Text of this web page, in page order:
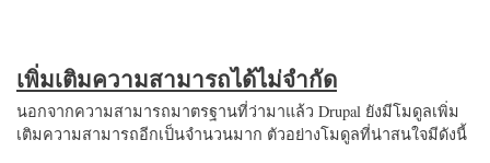
เพิ่มเติมความสามารถได้ไม่จำกัด
นอกจากความสามารถมาตรฐานที่ว่ามาแล้ว Drupal ยังมีโมดูลเพิ่ม
เติมความสามารถอีกเป็นจำนวนมาก ตัวอย่างโมดูลที่น่าสนใจมีดังนี้